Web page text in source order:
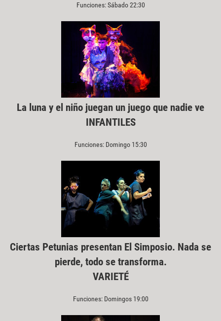
Funciones: Sábado 22:30
La luna y el niño juegan un juego que nadie ve
INFANTILES
Funciones: Domingo 15:30
Ciertas Petunias presentan El Simposio. Nada se
pierde, todo se transforma.
VARIETÉ
Funciones: Domingos 19:00